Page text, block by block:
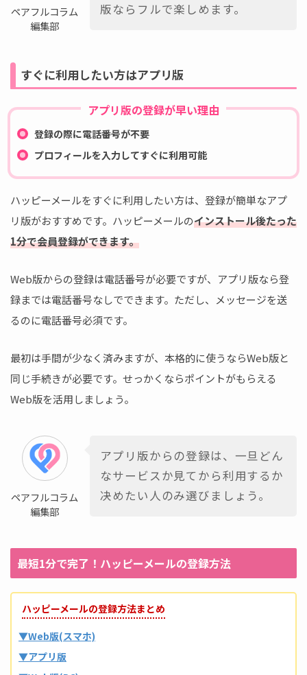
ペアフルコラム
編集部
版ならフルで楽しめます。
すぐに利用したい方はアプリ版
アプリ版の登録が早い理由
登録の際に電話番号が不要
プロフィールを入力してすぐに利用可能
ハッピーメールをすぐに利用したい方は、登録が簡単なアプ
リ版がおすすめです。ハッピーメールのインストール後たった
1分で会員登録ができます。
Web版からの登録は電話番号が必要ですが、アプリ版なら登
録までは電話番号なしでできます。ただし、メッセージを送
るのに電話番号必須です。
最初は手間が少なく済みますが、本格的に使うならWeb版と
同じ手続きが必要です。せっかくならポイントがもらえる
Web版を活用しましょう。
ペアフルコラム
編集部
アプリ版からの登録は、一旦どん
なサービスか見てから利用するか
决めたい人のみ選びましょう。
最短1分で完了！ハッピーメールの登録方法
ハッピーメールの登録方法まとめ
▼Web版(スマホ)
▼アプリ版